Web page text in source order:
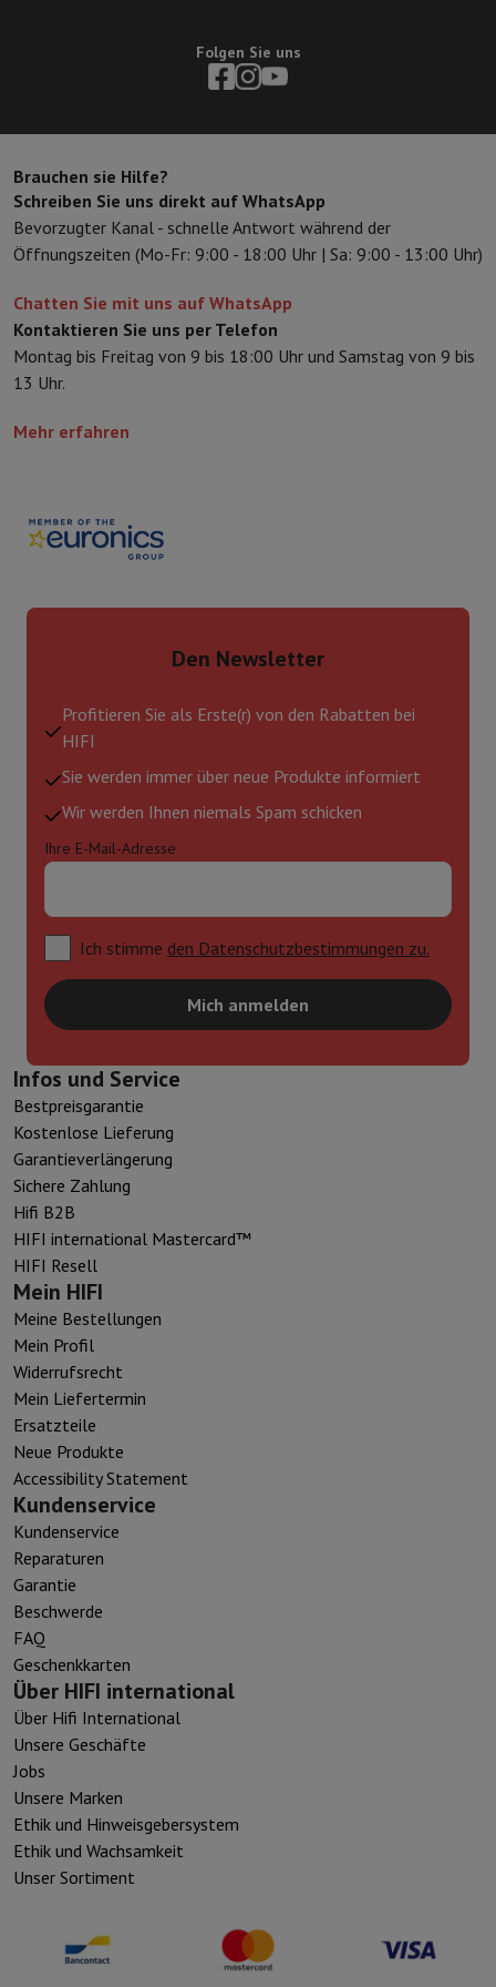
SmartwatchApple Watch
Gesamte Elektromobilität
Sport Zubehör Sport Kopfhörer
Batterien & ElektrizitätAkkusLadegerät für Akkus
Infos & Beratung
Warum HiFi wählen
Unsere DienstleistungenKostenlose Lieferung
Kundenservice Reparieren Sie Ihr Gerät
Häufig gestellte Fragen Kann ich mit der HIFI International
Folgen Sie uns
Brauchen sie Hilfe?
Schreiben Sie uns direkt auf WhatsApp
Bevorzugter Kanal - schnelle Antwort während der
Öffnungszeiten (Mo-Fr: 9:00 - 18:00 Uhr | Sa: 9:00 - 13:00 Uhr)
Chatten Sie mit uns auf WhatsApp
Kontaktieren Sie uns per Telefon
Montag bis Freitag von 9 bis 18:00 Uhr und Samstag von 9 bis
13 Uhr.
Mehr erfahren
Den Newsletter
Profitieren Sie als Erste(r) von den Rabatten bei
HIFI
Sie werden immer über neue Produkte informiert
Wir werden Ihnen niemals Spam schicken
Ihre E-Mail-Adresse
Ich stimme den Datenschutzbestimmungen zu.
Mich anmelden
Infos und Service
Bestpreisgarantie
Kostenlose Lieferung
Garantieverlängerung
Sichere Zahlung
Hifi B2B
HIFI international Mastercard™
HIFI Resell
Mein HIFI
Meine Bestellungen
Mein Profil
Widerrufsrecht
Mein Liefertermin
Ersatzteile
Neue Produkte
Accessibility Statement
Kundenservice
Kundenservice
Reparaturen
Garantie
Beschwerde
FAQ
Geschenkkarten
Über HIFI international
Über Hifi International
Unsere Geschäfte
Jobs
Unsere Marken
Ethik und Hinweisgebersystem
Ethik und Wachsamkeit
Unser Sortiment